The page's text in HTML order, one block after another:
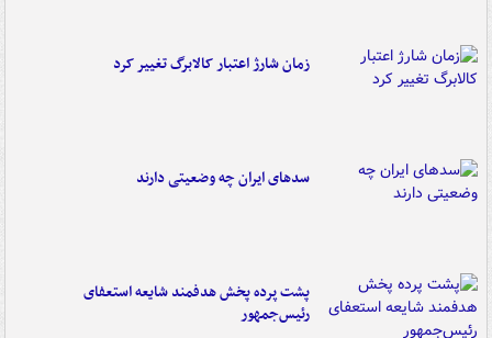
زمان شارژ اعتبار کالابرگ تغییر کرد
سدهای ایران چه وضعیتی دارند
پشت پرده پخش هدفمند شایعه استعفای
رئیس‌جمهور